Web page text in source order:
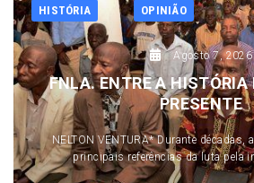
HISTÓRIA OPINIÃO
Agosto 7, 2026
FNLA. ENTRE A HISTÓRIA
PRESENTE
NELTON VENTURA* Durante décadas,
principais referências da luta pela